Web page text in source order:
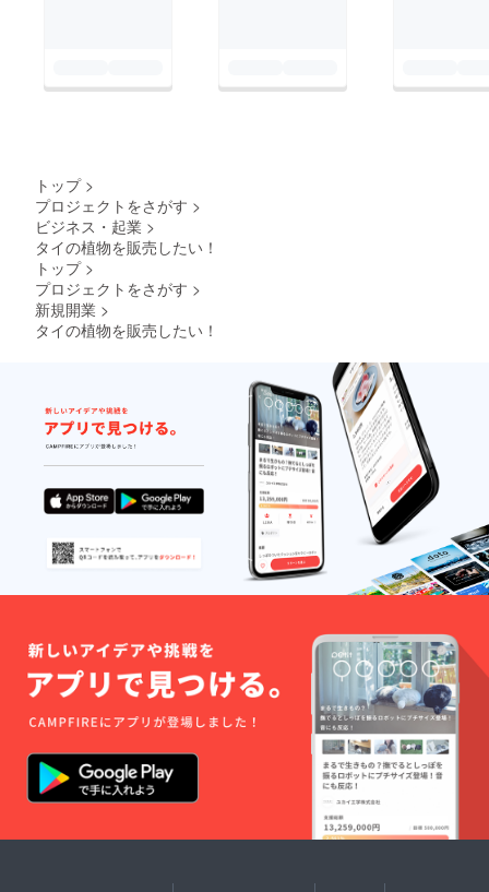
トップ >
プロジェクトをさがす >
ビジネス・起業 >
タイの植物を販売したい！
トップ >
プロジェクトをさがす >
新規開業 >
タイの植物を販売したい！